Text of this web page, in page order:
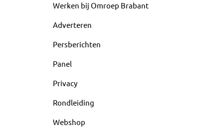
Werken bij Omroep Brabant
Adverteren
Persberichten
Panel
Privacy
Rondleiding
Webshop